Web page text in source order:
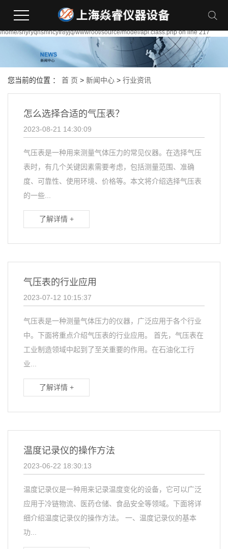
file_put_contents(/home/shyryqnsmhcyfr8yjq/wwwroot/source/cache/
failed to open stream: Permission denied in
/home/shyryqnsmhcyfr8yjq/wwwroot/source/model/api.class.php on line 217
您当前的位置 ： 首 页 > 新闻中心 > 行业资讯
怎么选择合适的气压表？
2023-08-21 14:30:09
气压表是一种用来测量气体压力的常见仪器。在选择气压
表时，有几个关键因素需要考虑，包括测量范围、准确
度、可靠性、使用环境、价格等。本文将介绍选择气压表
的一些...
了解详情 +
气压表的行业应用
2023-07-12 10:15:37
气压表是一种测量气体压力的仪器，广泛应用于各个行业
中。下面将重点介绍气压表的行业应用。 首先，气压表在
工业制造领域中起到了至关重要的作用。在石油化工行
业...
了解详情 +
温度记录仪的操作方法
2023-06-22 18:30:13
温度记录仪是一种用来记录温度变化的设备，它可以广泛
应用于冷链物流、医药仓储、食品安全等领域。下面将详
细介绍温度记录仪的操作方法。 一、温度记录仪的基本
功...